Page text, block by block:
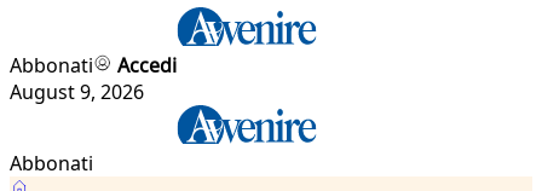
Abbonati
Accedi
August 9, 2026
Abbonati